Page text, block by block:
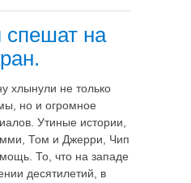
на
хлынули не только
но и огромное
Утиные истории,
Том и Джерри, Чип
То, что на западе
десятилетий, в